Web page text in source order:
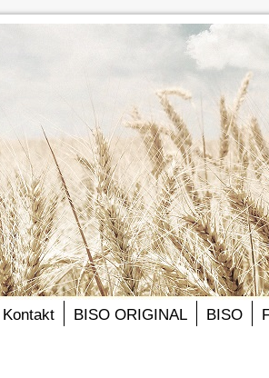
Kontakt BISO ORIGINAL BISO